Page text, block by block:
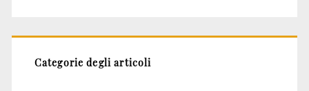
Categorie degli articoli